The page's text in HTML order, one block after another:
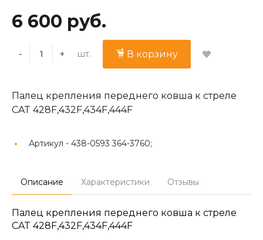
6 600 руб.
- + шт. В корзину
Палец крепления переднего ковша к стреле
CAT 428F,432F,434F,444F
Артикул - 438-0593 364-3760;
Описание Характеристики Отзывы
Палец крепления переднего ковша к стреле
CAT 428F,432F,434F,444F